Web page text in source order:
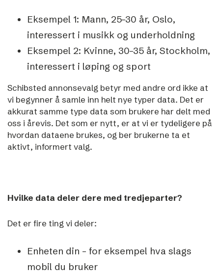
Eksempel 1: Mann, 25–30 år, Oslo,
interessert i musikk og underholdning
Eksempel 2: Kvinne, 30–35 år, Stockholm,
interessert i løping og sport
Schibsted annonsevalg betyr med andre ord ikke at
vi begynner å samle inn helt nye typer data. Det er
akkurat samme type data som brukere har delt med
oss i årevis. Det som er nytt, er at vi er tydeligere på
hvordan dataene brukes, og ber brukerne ta et
aktivt, informert valg.
Hvilke data deler dere med tredjeparter?
Det er fire ting vi deler:
Enheten din – for eksempel hva slags
mobil du bruker